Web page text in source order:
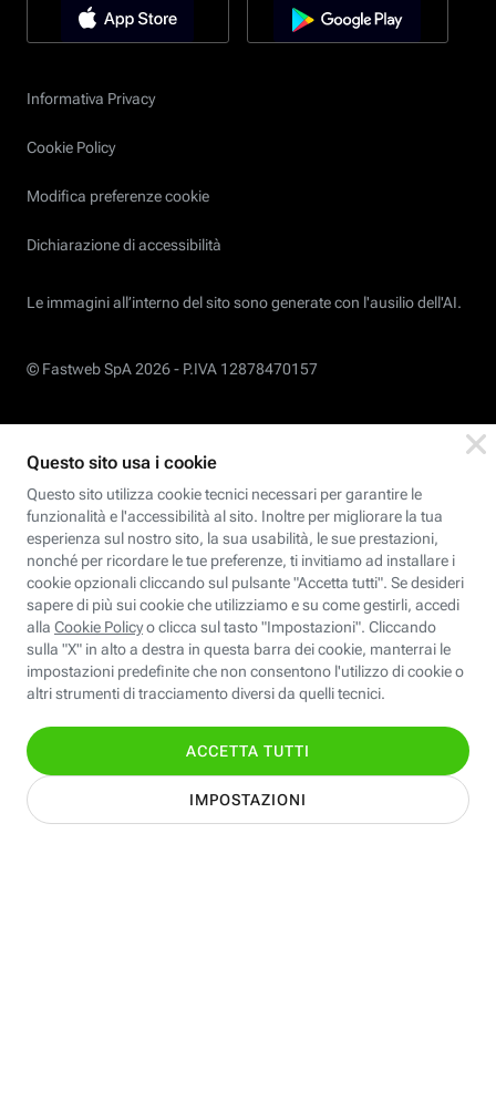
Informativa Privacy
Cookie Policy
Modifica preferenze cookie
Dichiarazione di accessibilità
Le immagini all’interno del sito sono generate con l'ausilio dell'AI.
© Fastweb SpA 2026 - P.IVA 12878470157